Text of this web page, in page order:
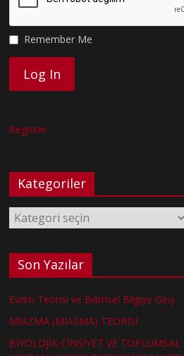
Remember Me
Register
Kategoriler
Kategoriler
Son Yazılar
Evrim Teorisi ve Bilimsel Bilgiye Giriş
MİAZMA (MIASMA) TEORİSİ
BİYOLOJİK CİNSİYET VE TOPLUMSAL